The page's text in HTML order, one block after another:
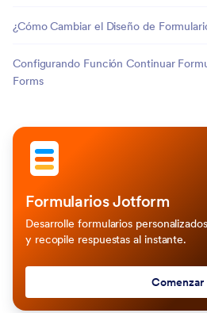
¿Cómo Cambiar el Diseño de
Configurando Función Continuar
Forms
Formularios Jotform
Desarrolle formularios
y recopile respuestas al instante.
Comenzar